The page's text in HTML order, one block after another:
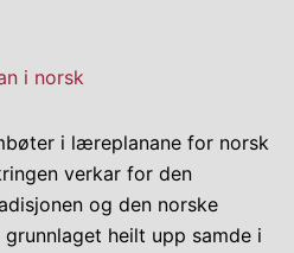
i norsk
i læreplanane for norsk
verkar for den
og den norske
heilt upp samde i